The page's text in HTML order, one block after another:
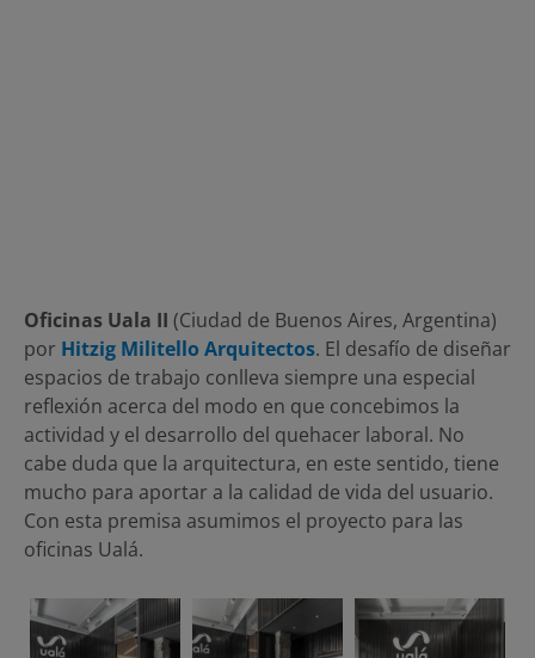
Oficinas Uala II (Ciudad de Buenos Aires, Argentina)
por Hitzig Militello Arquitectos. El desafío de diseñar
espacios de trabajo conlleva siempre una especial
reflexión acerca del modo en que concebimos la
actividad y el desarrollo del quehacer laboral. No
cabe duda que la arquitectura, en este sentido, tiene
mucho para aportar a la calidad de vida del usuario.
Con esta premisa asumimos el proyecto para las
oficinas Ualá.